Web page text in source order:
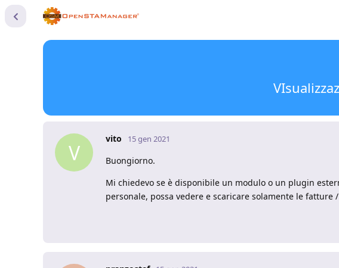
V
vito 15 gen 2021
Buongiorno.
Mi chiedevo se è disponibile un modulo o un plugin
personale, possa vedere e scaricare solamente le fatture